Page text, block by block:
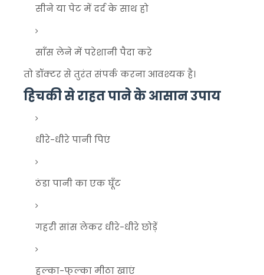
सीने या पेट में दर्द के साथ हो
साँस लेने में परेशानी पैदा करे
तो डॉक्टर से तुरंत संपर्क करना आवश्यक है।
हिचकी से राहत पाने के आसान उपाय
धीरे-धीरे पानी पिएं
ठंडा पानी का एक घूँट
गहरी सांस लेकर धीरे-धीरे छोड़ें
हल्का-फुल्का मीठा खाएं